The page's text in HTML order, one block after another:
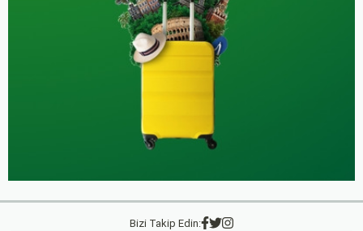
Bizi Takip Edin: